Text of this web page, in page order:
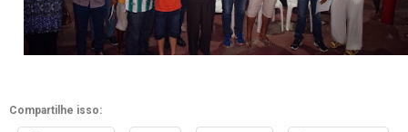
Compartilhe isso: